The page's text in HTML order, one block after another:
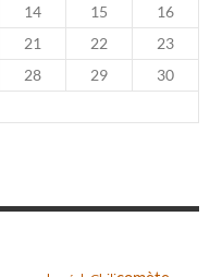
14 15
16
21 22
23
28 29
30